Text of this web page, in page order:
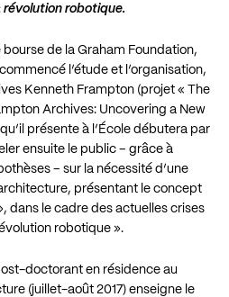
révolution robotique.
bourse de la Graham Foundation,
l’étude et l’organisation,
Kenneth Frampton (projet « The
Archives: Uncovering a New
présente à l’École débutera par
ensuite le public – grâce à
– sur la nécessité d’une
présentant le concept
dans le cadre des actuelles crises
robotique ».
doctorant en résidence au
(juillet-août 2017) enseigne le